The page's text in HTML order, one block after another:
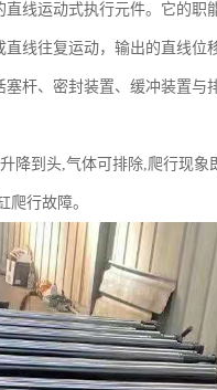
线运动式执行元件。它的
线往复运动，输出的直线位
杆、密封装置、缓冲装置与
降到头,气体可排除,爬行现
行故障。